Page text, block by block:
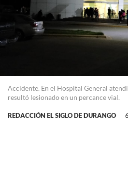
Accidente. En el Hospital General
resultó lesionado en un percance vial.
REDACCIÓN EL SIGLO DE DURANGO